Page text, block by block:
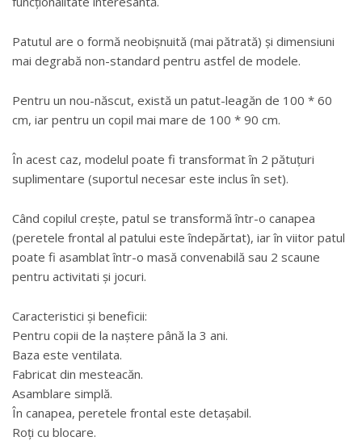
Patutul are o formă neobișnuită (mai pătrată) și dimensiuni
mai degrabă non-standard pentru astfel de modele.
Pentru un nou-născut, există un patut-leagăn de 100 * 60
cm, iar pentru un copil mai mare de 100 * 90 cm.
În acest caz, modelul poate fi transformat în 2 pătuțuri
suplimentare (suportul necesar este inclus în set).
Când copilul crește, patul se transformă într-o canapea
(peretele frontal al patului este îndepărtat), iar în viitor patul
poate fi asamblat într-o masă convenabilă sau 2 scaune
pentru activitati și jocuri.
Caracteristici și beneficii:
Pentru copii de la naștere până la 3 ani.
Baza este ventilata.
Fabricat din mesteacăn.
Asamblare simplă.
În canapea, peretele frontal este detașabil.
Roți cu blocare.